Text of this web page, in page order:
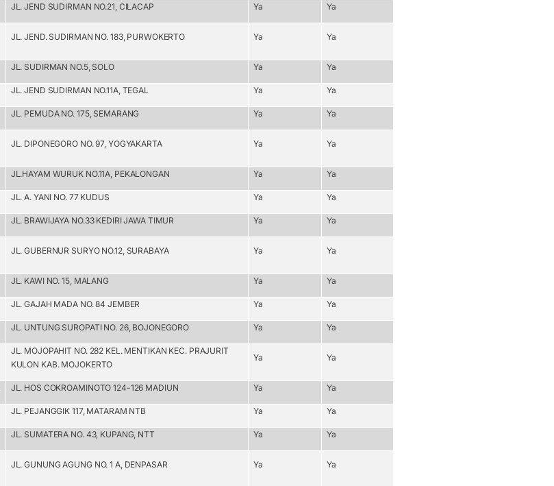
JL. JEND SUDIRMAN NO.21, CILACAP Ya Ya
JL. JEND. SUDIRMAN NO. 183, PURWOKERTO Ya Ya
JL. SUDIRMAN NO.5, SOLO Ya Ya
JL. JEND SUDIRMAN NO.11A, TEGAL Ya Ya
JL. PEMUDA NO. 175, SEMARANG Ya Ya
JL. DIPONEGORO NO. 97, YOGYAKARTA Ya Ya
JL.HAYAM WURUK NO.11A, PEKALONGAN Ya Ya
JL. A. YANI NO. 77 KUDUS Ya Ya
JL. BRAWIJAYA NO.33 KEDIRI JAWA TIMUR Ya Ya
JL. GUBERNUR SURYO NO.12, SURABAYA Ya Ya
JL. KAWI NO. 15, MALANG Ya Ya
JL. GAJAH MADA NO. 84 JEMBER Ya Ya
JL. UNTUNG SUROPATI NO. 26, BOJONEGORO Ya Ya
JL. MOJOPAHIT NO. 282 KEL. MENTIKAN KEC. PRAJURIT
KULON KAB. MOJOKERTO
Ya Ya
JL. HOS COKROAMINOTO 124-126 MADIUN Ya Ya
JL. PEJANGGIK 117, MATARAM NTB Ya Ya
JL. SUMATERA NO. 43, KUPANG, NTT Ya Ya
JL. GUNUNG AGUNG NO. 1 A, DENPASAR Ya Ya